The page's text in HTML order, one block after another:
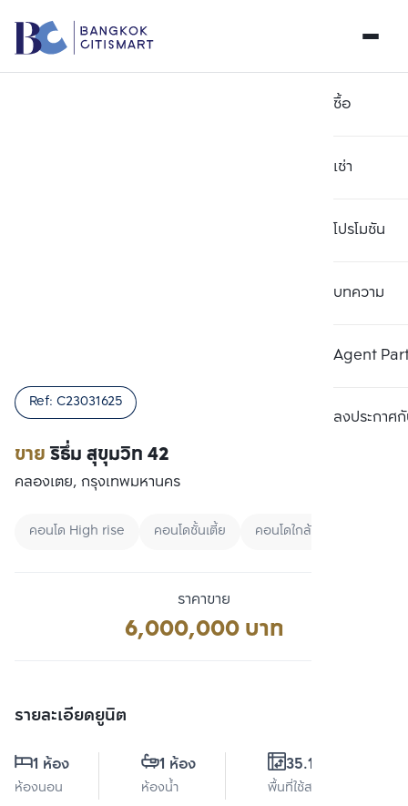
ซื้อ
เช่า
โปรโมชัน
บทความ
Agent
ลงประกาศกั
ขายริธึ่ม สุขุมวิท 42
Ref: C23031625
คลองเตย, กรุงเทพมหานคร
คอนโด High rise คอนโดชั้นเตี้ย คอนโดใกล้ทางด่วน
ราคาขาย
6,000,000 บาท
รายละเอียดยูนิต
1 ห้อง
ห้องนอน
1 ห้อง
ห้องน้ำ
35.19 ตร.ม.
พื้นที่ใช้สอย
เปรียบเทียบ